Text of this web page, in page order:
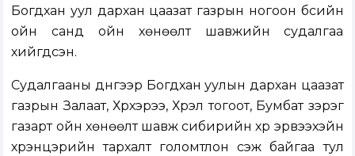
Богдхан уул дархан цаазат газрын ногоон бүсийн
ойн санд ойн хөнөөлт шавжийн судалгаа
хийгдсэн.
Судалгааны дүнгээр Богдхан уулын дархан цаазат
газрын Залаат, Хүрхэрээ, Хүрэл тогоот, Бумбат зэрэг
газарт ойн хөнөөлт шавж сибирийн хүр эрвээхэйн
хүрэнцэрийн тархалт голомтлон үүсэж байгаа тул